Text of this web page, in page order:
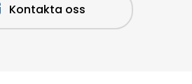
Kontakta oss